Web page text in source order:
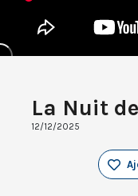
La Nuit
12/12/2025